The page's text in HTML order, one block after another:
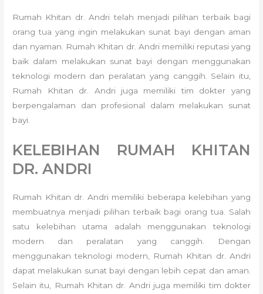
Rumah Khitan dr. Andri telah menjadi pilihan terbaik bagi
orang tua yang ingin melakukan sunat bayi dengan aman
dan nyaman. Rumah Khitan dr. Andri memiliki reputasi yang
baik dalam melakukan sunat bayi dengan menggunakan
teknologi modern dan peralatan yang canggih. Selain itu,
Rumah Khitan dr. Andri juga memiliki tim dokter yang
berpengalaman dan profesional dalam melakukan sunat
bayi.
KELEBIHAN RUMAH KHITAN
DR. ANDRI
Rumah Khitan dr. Andri memiliki beberapa kelebihan yang
membuatnya menjadi pilihan terbaik bagi orang tua. Salah
satu kelebihan utama adalah menggunakan teknologi
modern dan peralatan yang canggih. Dengan
menggunakan teknologi modern, Rumah Khitan dr. Andri
dapat melakukan sunat bayi dengan lebih cepat dan aman.
Selain itu, Rumah Khitan dr. Andri juga memiliki tim dokter